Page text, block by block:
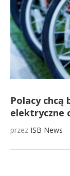
Polacy chcą
elektryczne
przez ISB News